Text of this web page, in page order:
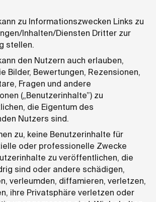
zu Informationszwecken Links zu
Inhalten/Diensten Dritter zur
stellen.
den Nutzern auch erlauben,
Bilder, Bewertungen, Rezensionen,
Fragen und andere
(„Benutzerinhalte”) zu
die Eigentum des
Nutzers sind.
zu, keine Benutzerinhalte für
oder professionelle Zwecke
zu veröffentlichen, die
sind oder andere schädigen,
verleumden, diffamieren, verletzen,
ihre Privatsphäre verletzen oder